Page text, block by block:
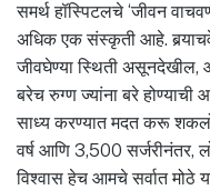
समर्थ हॉस्पिटलचे ‘जीवन
अधिक एक संस्कृती आहे.
जीवघेण्या स्थिती
बरेच रुग्ण ज्यांना बरे होण्याची
साध्य करण्यात मदत करू
वर्ष आणि 3,500 सर्जरीनंतर,
विश्वास हेच आमचे सर्वात मोठे